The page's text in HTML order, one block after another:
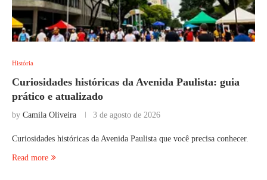
História
Curiosidades históricas da Avenida Paulista: guia
prático e atualizado
by Camila Oliveira 3 de agosto de 2026
Curiosidades históricas da Avenida Paulista que você precisa conhecer.
Read more